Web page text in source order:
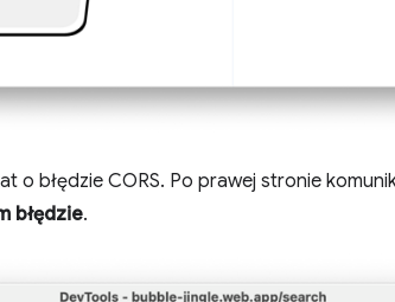
o błędzie CORS. Po prawej stronie
błędzie.